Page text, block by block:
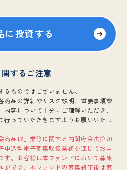
に投資する
するご注意
ものではございません。
商品の詳細やリスク説明、重要事項説
容について十分にご理解いただき、
行っていただきますようお願いいたし
商品取引業等に関する内閣府令法第70
申込型電子募集取扱業務を通じてお申
す。お客様は本ファンドにおいて募集
ができ、本ファンドの募集終了後は募